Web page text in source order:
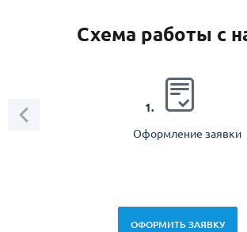
Схема работы с
1.
Оформление заявки
ОФОРМИТЬ ЗАЯВКУ